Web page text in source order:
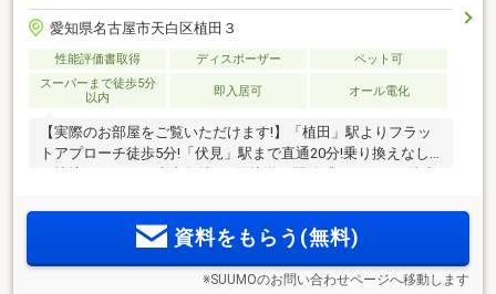
愛知県名古屋市天白区植田３
性能評価書取得 ディスポーザー
ペット可
スーパーまで徒歩5分
以内
即入居可 オール電化
【実際のお部屋をご覧いただけます!】「植田」駅よりフラッ
トアプローチ徒歩5分!「伏見」駅まで直通20分!乗り換えなし
に出すアウトフレーム工法で家具が美しく収まる住まい。全
邸マルチクロゼット完備。資料をもらう(無料)
※SUUMOのお問い合わせページへ移動します